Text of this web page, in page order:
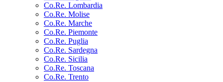
Co.Re. Lombardia
Co.Re. Molise
Co.Re. Marche
Co.Re. Piemonte
Co.Re. Puglia
Co.Re. Sardegna
Co.Re. Sicilia
Co.Re. Toscana
Co.Re. Trento